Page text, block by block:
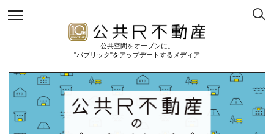
公共空間をオープンに。
"パブリック"をアップデートするメディア